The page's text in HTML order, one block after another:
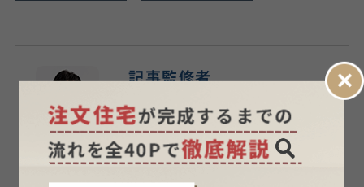
記事監修者
1級ファイナンシャル・プラ
ンニング技能士 ／渡辺 知
光